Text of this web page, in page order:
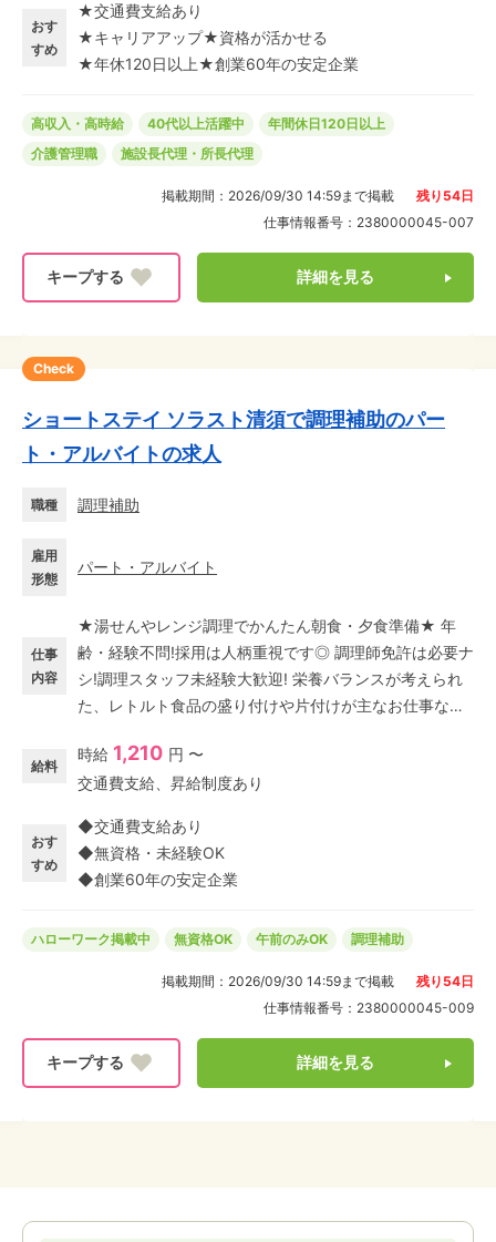
(駐車場完備) ◇ブランクありOK! お持ちの資格や経験を
活かし、介護業界大手企業の正社員として安定して働け
る環境で、新たなステージへ挑戦しませんか?
おす
すめ
★交通費支給あり
★キャリアアップ★資格が活かせる
★年休120日以上★創業60年の安定企業
高収入・高時給 40代以上活躍中
年間休日120日以上
介護管理職
施設長代理・所長代理
掲載期間： 2026/09/30 14:59まで掲載 残り 54日
仕事情報番号： 2380000045-007
詳細を見る
Check
ショートステイ ソラスト清須で調理補助のパー
ト・アルバイトの求人
職種 調理補助
雇用
形態
パート・アルバイト
仕事
内容
★湯せんやレンジ調理でかんたん朝食・夕食準備★ 年
齢・経験不問!採用は人柄重視です◎ 調理師免許は必要ナ
シ!調理スタッフ未経験大歓迎! 栄養バランスが考えられ
た、レトルト食品の盛り付けや片付けが主なお仕事なの
れて、飲み込みやすいメニューを提供しています◎ 愛知
県清須市にある「ショートステイ ソラスト清須」で調理
給料
時給 1,210 円 〜
交通費支給、昇給制度あり
おす
すめ
◆交通費支給あり
◆無資格・未経験OK
◆創業60年の安定企業
ハローワーク掲載中 無資格OK 午前のみOK 調理補助
掲載期間： 2026/09/30 14:59まで掲載 残り 54日
仕事情報番号： 2380000045-009
詳細を見る